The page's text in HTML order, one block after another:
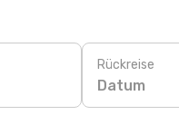
Rückreise
Datum